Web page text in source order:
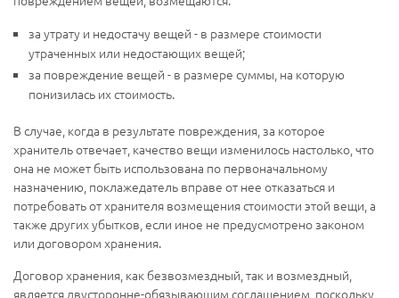
за утрату и недостачу вещей - в размере стоимости
утраченных или недостающих вещей;
за повреждение вещей - в размере суммы, на которую
понизилась их стоимость.
В случае, когда в результате повреждения, за которое
хранитель отвечает, качество вещи изменилось настолько, что
она не может быть использована по первоначальному
назначению, поклажедатель вправе от нее отказаться и
потребовать от хранителя возмещения стоимости этой вещи, а
также других убытков, если иное не предусмотрено законом
или договором хранения.
Договор хранения, как безвозмездный, так и возмездный,
является двусторонне-обязывающим соглашением, поскольку